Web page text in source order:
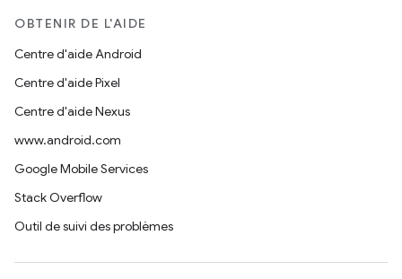
OBTENIR DE L'AIDE
Centre d'aide Android
Centre d'aide Pixel
Centre d'aide Nexus
www.android.com
Google Mobile Services
Stack Overflow
Outil de suivi des problèmes